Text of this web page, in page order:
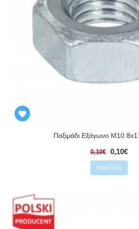
Παξιμάδι Εξάγωνο Μ10
0,10€ 0,10€
Καλάθι